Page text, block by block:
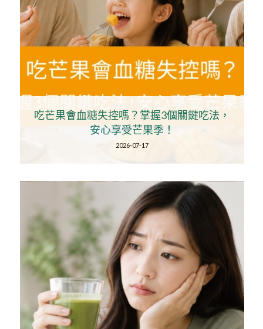
吃芒果會血糖失控嗎？掌握3個關鍵吃法，
安心享受芒果季！
2026-07-17